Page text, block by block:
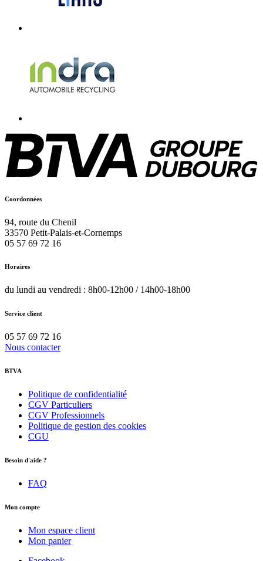
Coordonnées
94, route du Chenil
33570 Petit-Palais-et-Cornemps
05 57 69 72 16
Horaires
du lundi au vendredi : 8h00-12h00 / 14h00-18h00
Service client
05 57 69 72 16
Nous contacter
BTVA
Politique de confidentialité
CGV Particuliers
CGV Professionnels
Politique de gestion des cookies
CGU
Besoin d'aide ?
FAQ
Mon compte
Mon espace client
Mon panier